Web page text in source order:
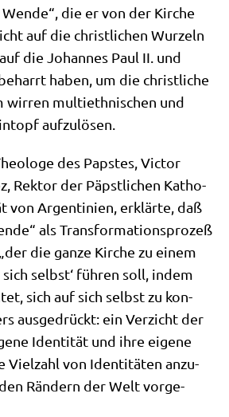
die er von der Kir­che
auf die christ­li­chen Wur­zeln
die Johan­nes Paul II. und
haben, um die christ­li­che
wir­ren mul­ti­eth­ni­schen und
aufzulösen.
des Pap­stes, Vic­tor
Rek­tor der Päpst­li­chen Katho­
von Argen­ti­ni­en, erklär­te, daß
als Trans­for­ma­ti­ons­pro­zeß
die gan­ze Kir­che zu einem
sich selbst‘ füh­ren soll, indem
sich auf sich selbst zu kon­
aus­ge­drückt: ein Ver­zicht der
Iden­ti­tät und ihre eige­ne
Viel­zahl von Iden­ti­tä­ten anzu­
Rän­dern der Welt vor­ge­